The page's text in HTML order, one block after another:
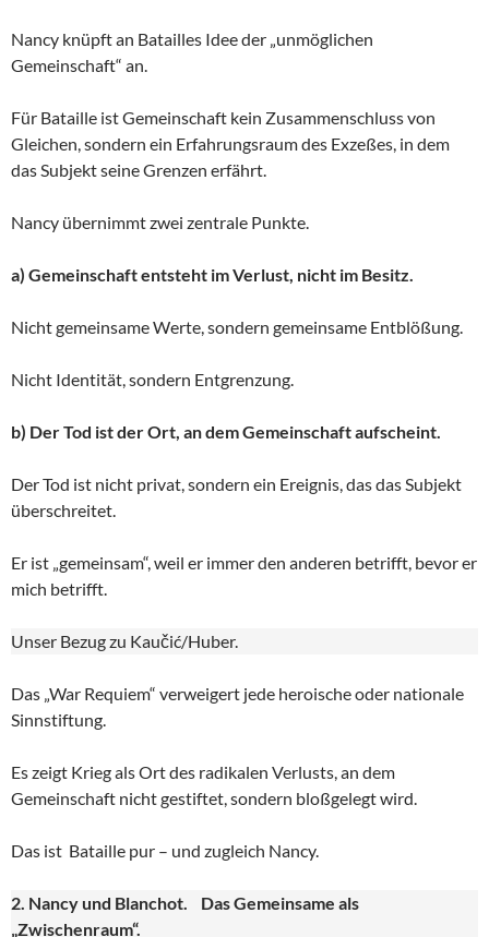
Nancy knüpft an Batailles Idee der „unmöglichen
Gemeinschaft“ an.
Für Bataille ist Gemeinschaft kein Zusammenschluss von
Gleichen, sondern ein Erfahrungsraum des Exzeßes, in dem
das Subjekt seine Grenzen erfährt.
Nancy übernimmt zwei zentrale Punkte.
a) Gemeinschaft entsteht im Verlust, nicht im Besitz.
Nicht gemeinsame Werte, sondern gemeinsame Entblößung.
Nicht Identität, sondern Entgrenzung.
b) Der Tod ist der Ort, an dem Gemeinschaft aufscheint.
Der Tod ist nicht privat, sondern ein Ereignis, das das Subjekt
überschreitet.
Er ist „gemeinsam“, weil er immer den anderen betrifft, bevor er
mich betrifft.
Unser Bezug zu Kaučić/Huber.
Das „War Requiem“ verweigert jede heroische oder nationale
Sinnstiftung.
Es zeigt Krieg als Ort des radikalen Verlusts, an dem
Gemeinschaft nicht gestiftet, sondern bloßgelegt wird.
Das ist Bataille pur – und zugleich Nancy.
2. Nancy und Blanchot. Das Gemeinsame als
„Zwischenraum“.